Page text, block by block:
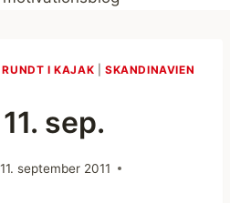
I KAJAK |SKANDINAVIEN
sep.
11. september 2011